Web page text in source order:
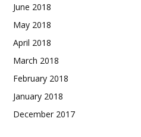
June 2018
May 2018
April 2018
March 2018
February 2018
January 2018
December 2017